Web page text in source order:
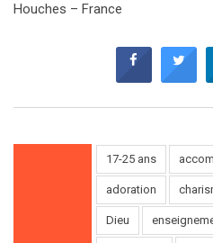
Houches – France
17-25 ans
adoration
Dieu